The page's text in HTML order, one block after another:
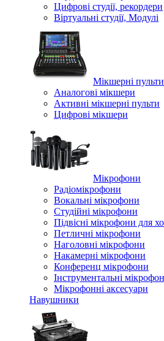
Цифрові студії, рекордери
Віртуальні студії, Модулі
Мікшерні пульти
Аналогові мікшери
Активні мікшерні пульти
Цифрові мікшери
Мікрофони
Радіомікрофони
Вокальні мікрофони
Студійні мікрофони
Підвісні мікрофони для
Петличні мікрофони
Наголовні мікрофони
Накамерні мікрофони
Конференц мікрофони
Iнструментальні
Мікрофонні аксесуари
Навушники